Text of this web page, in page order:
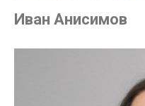
Иван Анисимов